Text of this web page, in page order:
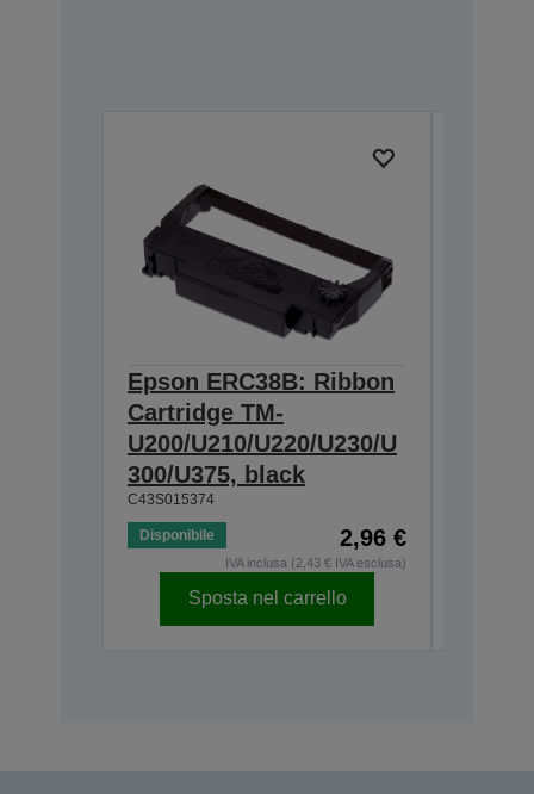
Epson ERC38B: Ribbon
Cartridge TM-
U200/U210/U220/U230/U
300/U375, black
C43S015374
Disponibile 2,96 €
IVA inclusa (2,43 € IVA esclusa)
Sposta nel carrello